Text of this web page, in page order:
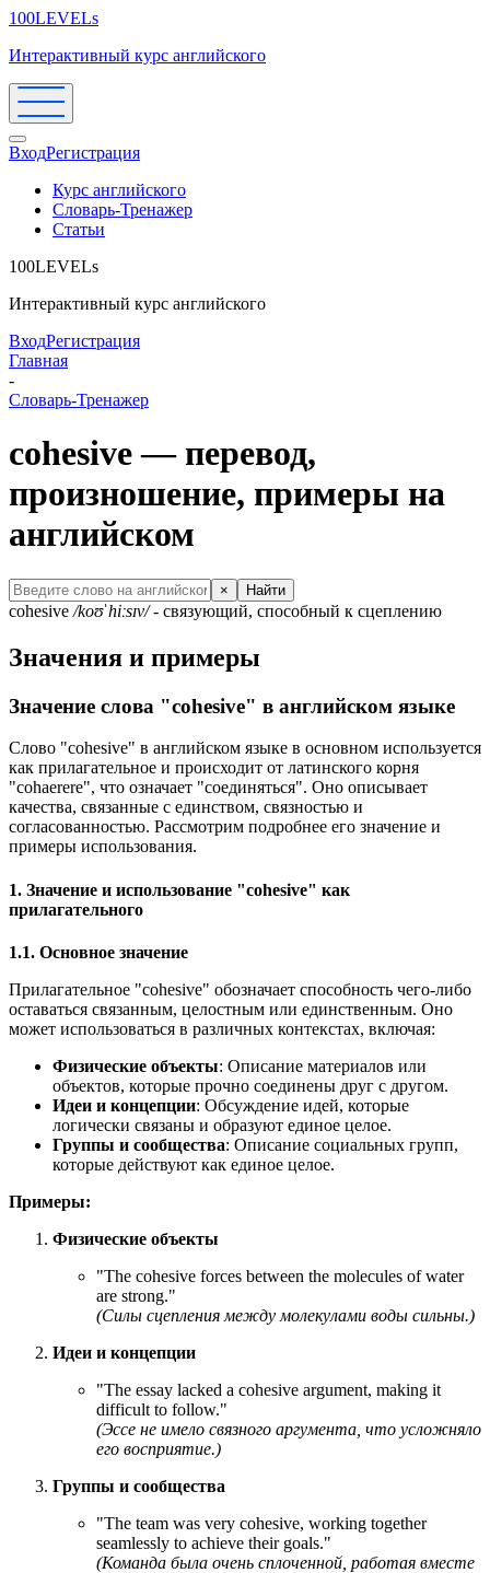
100LEVELs
Интерактивный курс английского
ВходРегистрация
Курс английского
Словарь-Тренажер
Статьи
100LEVELs
Интерактивный курс английского
ВходРегистрация
Главная
-
Словарь-Тренажер
cohesive — перевод,
произношение, примеры на
английском
× Найти
cohesive /koʊˈhiːsɪv/- связующий, способный к сцеплению
Значения и примеры
Значение слова "cohesive" в английском языке
Слово "cohesive" в английском языке в основном используется
как прилагательное и происходит от латинского корня
"cohaerere", что означает "соединяться". Оно описывает
качества, связанные с единством, связностью и
согласованностью. Рассмотрим подробнее его значение и
примеры использования.
1. Значение и использование "cohesive" как
прилагательного
1.1. Основное значение
Прилагательное "cohesive" обозначает способность чего-либо
оставаться связанным, целостным или единственным. Оно
может использоваться в различных контекстах, включая:
Физические объекты: Описание материалов или
объектов, которые прочно соединены друг с другом.
Идеи и концепции: Обсуждение идей, которые
логически связаны и образуют единое целое.
Группы и сообщества: Описание социальных групп,
которые действуют как единое целое.
Примеры:
Физические объекты
"The cohesive forces between the molecules of water
are strong."
(Силы сцепления между молекулами воды сильны.)
Идеи и концепции
"The essay lacked a cohesive argument, making it
difficult to follow."
(Эссе не имело связного аргумента, что усложняло
его восприятие.)
Группы и сообщества
"The team was very cohesive, working together
seamlessly to achieve their goals."
(Команда была очень сплоченной, работая вместе